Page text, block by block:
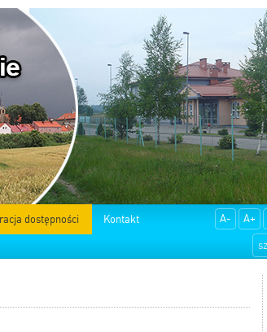
dostępności Kontakt A- A+